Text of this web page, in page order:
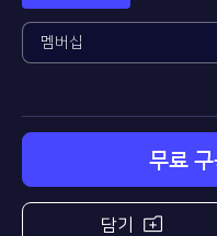
무료 구
담기